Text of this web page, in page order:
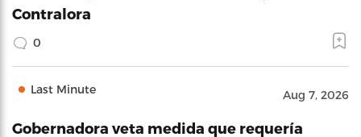
Contralora
0
Last Minute Aug 7, 2026
Gobernadora veta medida que requería